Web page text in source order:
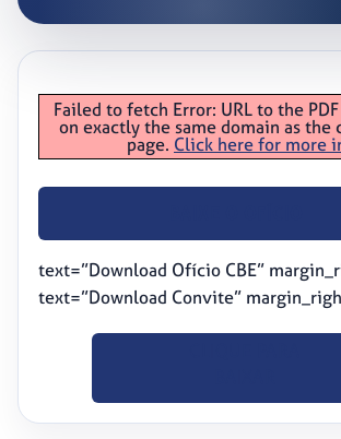
Failed to fetch Error: URL to the
on exactly the same domain as the
page. Click here for more
text=”Download Ofício CBE”
text=”Download Convite”